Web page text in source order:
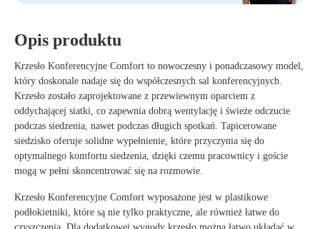
Opis produktu
Krzesło Konferencyjne Comfort to nowoczesny i ponadczasowy model,
który doskonale nadaje się do współczesnych sal konferencyjnych.
Krzesło zostało zaprojektowane z przewiewnym oparciem z
oddychającej siatki, co zapewnia dobrą wentylację i świeże odczucie
podczas siedzenia, nawet podczas długich spotkań. Tapicerowane
siedzisko oferuje solidne wypełnienie, które przyczynia się do
optymalnego komfortu siedzenia, dzięki czemu pracownicy i goście
mogą w pełni skoncentrować się na rozmowie.
Krzesło Konferencyjne Comfort wyposażone jest w plastikowe
podłokietniki, które są nie tylko praktyczne, ale również łatwe do